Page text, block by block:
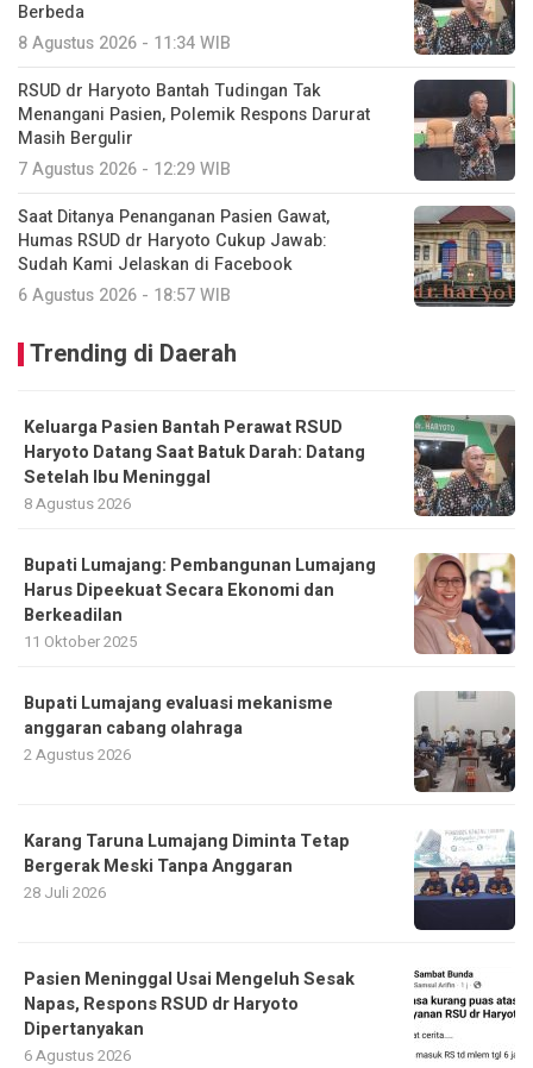
Berbeda
8 Agustus 2026 - 11:34 WIB
RSUD dr Haryoto Bantah Tudingan Tak
Menangani Pasien, Polemik Respons Darurat
Masih Bergulir
7 Agustus 2026 - 12:29 WIB
Saat Ditanya Penanganan Pasien Gawat,
Humas RSUD dr Haryoto Cukup Jawab:
Sudah Kami Jelaskan di Facebook
6 Agustus 2026 - 18:57 WIB
Trending di Daerah
Keluarga Pasien Bantah Perawat RSUD
Haryoto Datang Saat Batuk Darah: Datang
Setelah Ibu Meninggal
8 Agustus 2026
Bupati Lumajang: Pembangunan Lumajang
Harus Dipeekuat Secara Ekonomi dan
Berkeadilan
11 Oktober 2025
Bupati Lumajang evaluasi mekanisme
anggaran cabang olahraga
2 Agustus 2026
Karang Taruna Lumajang Diminta Tetap
Bergerak Meski Tanpa Anggaran
28 Juli 2026
Pasien Meninggal Usai Mengeluh Sesak
Napas, Respons RSUD dr Haryoto
Dipertanyakan
6 Agustus 2026